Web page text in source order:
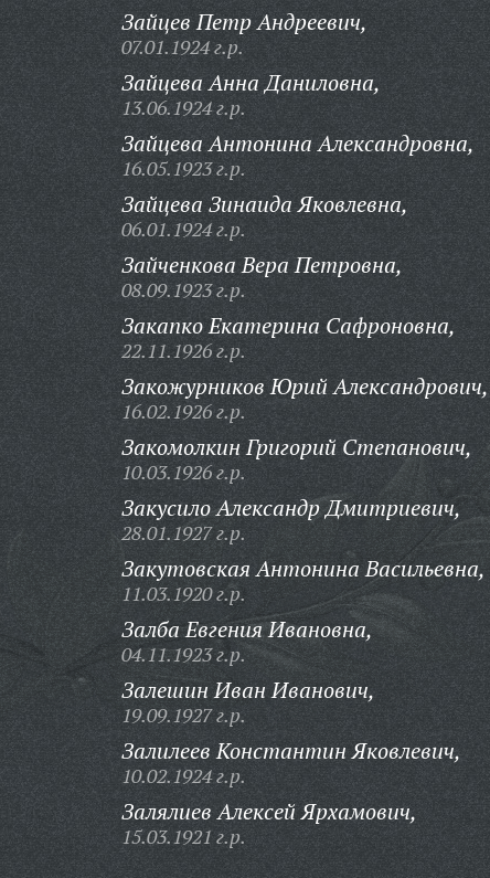
Зайцев Петр Андреевич,
07.01.1924 г.р.
Зайцева Анна Даниловна,
13.06.1924 г.р.
Зайцева Антонина Александровна,
16.05.1923 г.р.
Зайцева Зинаида Яковлевна,
06.01.1924 г.р.
Зайченкова Вера Петровна,
08.09.1923 г.р.
Закапко Екатерина Сафроновна,
22.11.1926 г.р.
Закожурников Юрий Александрович,
16.02.1926 г.р.
Закомолкин Григорий Степанович,
10.03.1926 г.р.
Закусило Александр Дмитриевич,
28.01.1927 г.р.
Закутовская Антонина Васильевна,
11.03.1920 г.р.
Залба Евгения Ивановна,
04.11.1923 г.р.
Залешин Иван Иванович,
19.09.1927 г.р.
Залилеев Константин Яковлевич,
10.02.1924 г.р.
Залялиев Алексей Ярхамович,
15.03.1921 г.р.